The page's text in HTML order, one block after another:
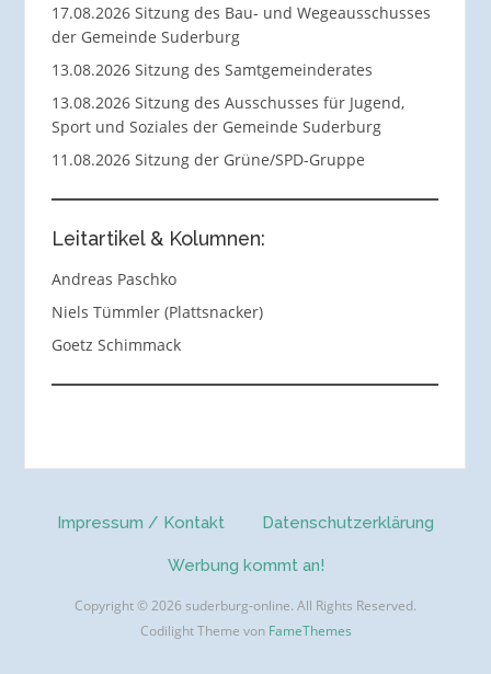
17.08.2026 Sitzung des Bau- und Wegeausschusses
der Gemeinde Suderburg
13.08.2026 Sitzung des Samtgemeinderates
13.08.2026 Sitzung des Ausschusses für Jugend,
Sport und Soziales der Gemeinde Suderburg
11.08.2026 Sitzung der Grüne/SPD-Gruppe
Leitartikel & Kolumnen:
Andreas Paschko
Niels Tümmler (Plattsnacker)
Goetz Schimmack
Impressum / Kontakt Datenschutzerklärung
Werbung kommt an!
Copyright © 2026 suderburg-online. All Rights Reserved.
Codilight Theme von FameThemes